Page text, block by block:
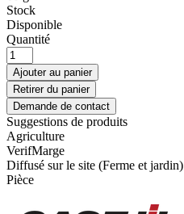
Stock
Disponible
Quantité
Ajouter au panier
Retirer du panier
Demande de contact
Suggestions de produits
Agriculture
VerifMarge
Diffusé sur le site (Ferme et jardin)
Pièce